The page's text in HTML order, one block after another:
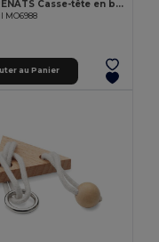
SQUARENATS Casse-tête en bambou
MO6988
au Panier